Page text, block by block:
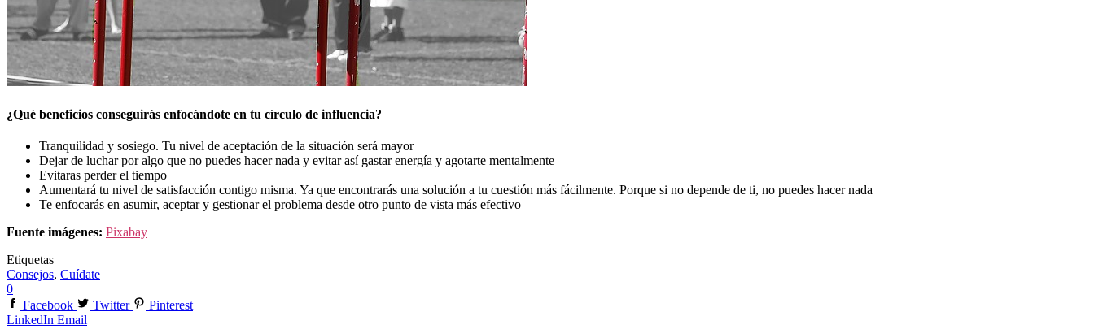
¿Qué beneficios conseguirás enfocándote en tu círculo de influencia?
Tranquilidad y sosiego. Tu nivel de aceptación de la situación será mayor
Dejar de luchar por algo que no puedes hacer nada y evitar así gastar energía y agotarte mentalmente
Evitaras perder el tiempo
Aumentará tu nivel de satisfacción contigo misma. Ya que encontrarás una solución a tu cuestión más fácilmente. Porque si no depende de ti, no puedes hacer nada
Te enfocarás en asumir, aceptar y gestionar el problema desde otro punto de vista más efectivo
Fuente imágenes: Pixabay
Etiquetas
Consejos, Cuídate
0
Facebook
Twitter
Pinterest
LinkedIn Email